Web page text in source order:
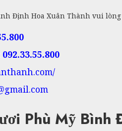
Định Hoa Xuân Thành vui
092.33.55.800
Phù Mỹ Bình